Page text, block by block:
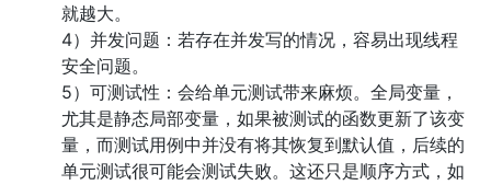
就越大。
4）并发问题：若存在并发写的情况，容易出现线程
安全问题。
5）可测试性：会给单元测试带来麻烦。全局变量，
尤其是静态局部变量，如果被测试的函数更新了该变
量，而测试用例中并没有将其恢复到默认值，后续的
单元测试很可能会测试失败。这还只是顺序方式，如